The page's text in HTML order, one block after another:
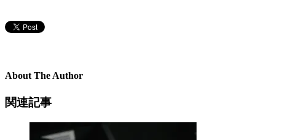
About The Author
関連記事